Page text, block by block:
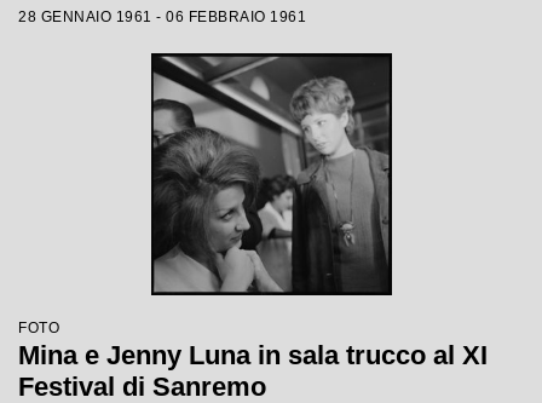
28 GENNAIO 1961 - 06 FEBBRAIO 1961
FOTO
Mina e Jenny Luna in sala trucco al XI
Festival di Sanremo